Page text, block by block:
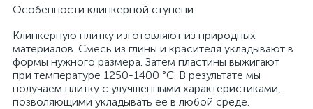
Особенности клинкерной ступени
Клинкерную плитку изготовляют из природных
материалов. Смесь из глины и красителя укладывают в
формы нужного размера. Затем пластины выжигают
при температуре 1250-1400 °С. В результате мы
получаем плитку с улучшенными характеристиками,
позволяющими укладывать ее в любой среде.